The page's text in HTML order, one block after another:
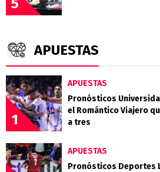
APUESTAS
1
APUESTAS
Pronósticos
el Romántico Viajero
a tres
APUESTAS
Pronósticos Deportes